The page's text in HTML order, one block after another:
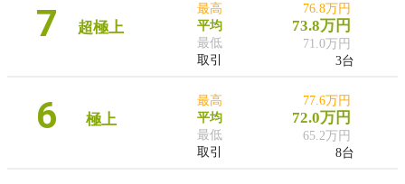
7 超極上
最高
平均
最低
取引
76.8万円
73.8万円
71.0万円
3台
6 極上
最高
平均
最低
取引
77.6万円
72.0万円
65.2万円
8台